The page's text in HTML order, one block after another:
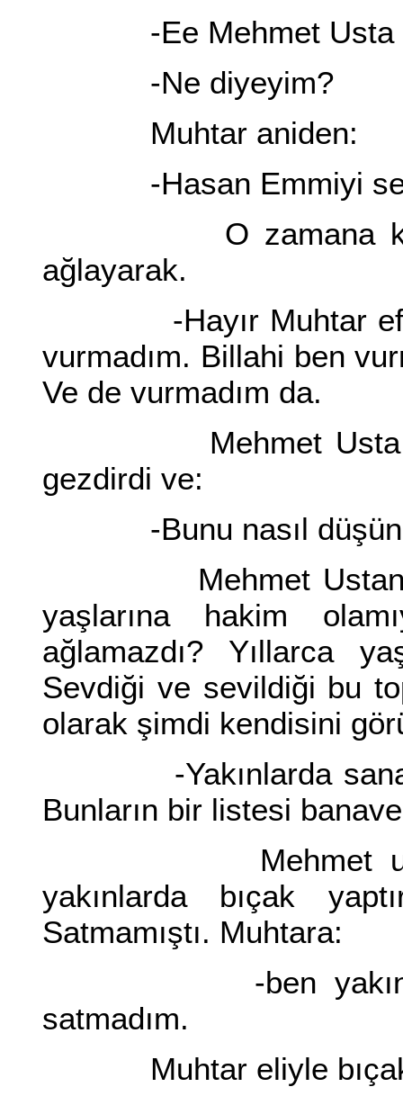
-Ee Mehmet Usta
-Ne diyeyim?
Muhtar aniden:
-Hasan Emmiyi sen
O zamana kadar
ağlayarak.
-Hayır Muhtar
vurmadım. Billahi ben
Ve de vurmadım da.
Mehmet Usta
gezdirdi ve:
-Bunu nasıl
Mehmet Ustanın
yaşlarına hakim
ağlamazdı? Yıllarca
Sevdiği ve sevildiği bu
olarak şimdi kendisini
-Yakınlarda sana
Bunların bir listesi
Mehmet usta
yakınlarda bıçak
Satmamıştı. Muhtara:
-ben yakınlarda
satmadım.
Muhtar eliyle